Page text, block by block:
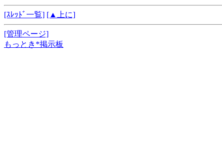
[ｽﾚｯﾄﾞ一覧] [▲上に]
[管理ページ]
もっとき*掲示板